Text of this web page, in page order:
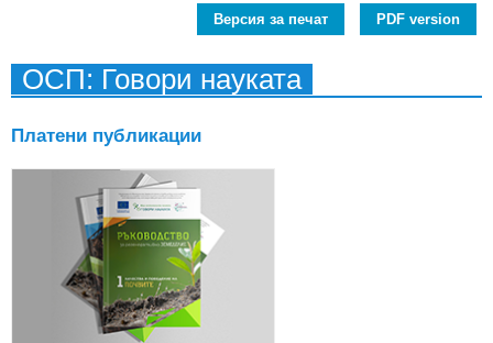
Версия за печат PDF version
ОСП: Говори науката
Платени публикации